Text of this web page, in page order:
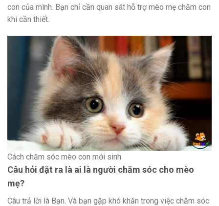
con của mình. Bạn chỉ cần quan sát hỗ trợ mèo mẹ chăm con
khi cần thiết.
Cách chăm sóc mèo con mới sinh
Câu hỏi đặt ra là ai là người chăm sóc cho mèo
mẹ?
Câu trả lời là Bạn. Và bạn gặp khó khăn trong việc chăm sóc